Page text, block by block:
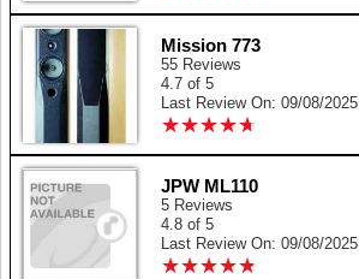
Mission 773
55 Reviews
4.7 of 5
Last Review On: 09/08/2025
★★★★★
★★★★★
JPW ML110
5 Reviews
4.8 of 5
Last Review On: 09/08/2025
★★★★★
★★★★★